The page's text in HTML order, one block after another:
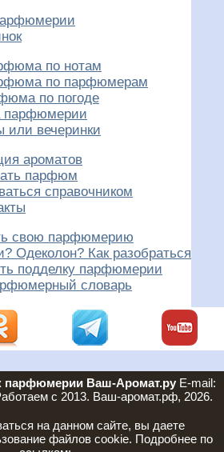
по нотам
по парфюмерам
по погоде
парфюмерии
или вечеринки
ароматов
парфюм
справочником
свою парфюмерию
Одеколон? Как разобраться
подделку парфюмерии
словарь
парфюмерии Ваш-Аромат.ру E-mail:
с 2013. Ваш-аромат.рф, 2026.
на данном сайте, вы даете
файлов cookie. Подробнее по